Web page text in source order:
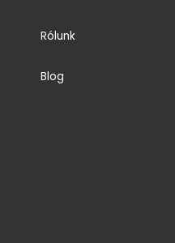
Rólunk
Blog